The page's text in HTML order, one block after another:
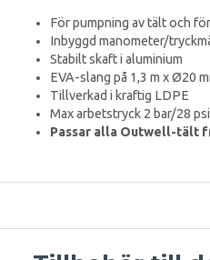
För pumpning av tält och
Inbyggd manometer/
Stabilt skaft i aluminium
EVA-slang på 1,3 m x Ø20
Tillverkad i kraftig LDPE
Max arbetstryck 2 bar/28 psi
Passar alla Outwell-tält